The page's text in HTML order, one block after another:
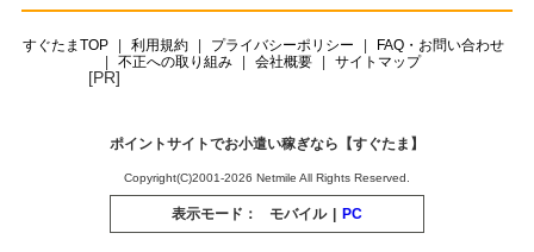
すぐたまTOP 利用規約 プライバシーポリシー
FAQ・お問い合わせ
不正への取り組み
会社概要 サイトマップ
[PR]
ポイントサイトでお小遣い稼ぎなら【すぐたま】
Copyright(C)2001-2026 Netmile All Rights Reserved.
表示モード： モバイル | PC